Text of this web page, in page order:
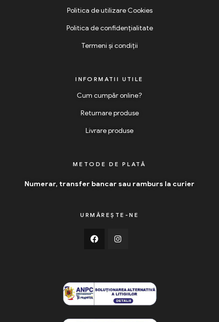
Politica de utilizare Cookies
Politica de confidențialitate
Termeni și condiții
INFORMATII UTILE
Cum cumpăr online?
Returnare produse
Livrare produse
METODE DE PLATĂ
Numerar, transfer bancar sau ramburs la curier
URMĂREȘTE-NE